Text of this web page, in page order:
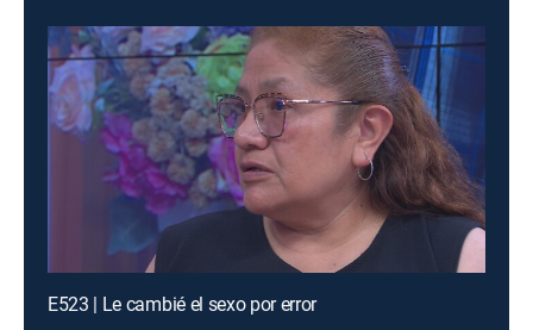
E523 | Le cambié el sexo por error